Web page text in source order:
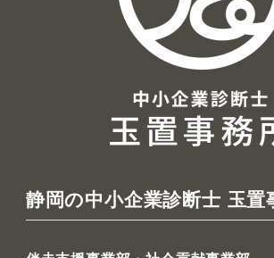
静岡の中小企業診断士 玉置